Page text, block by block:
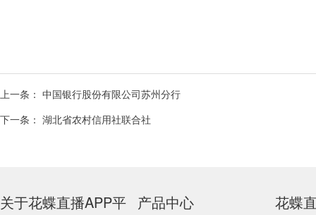
上一条： 中国银行股份有限公司苏州分行
下一条： 湖北省农村信用社联合社
关于花蝶直播APP平 产品中心
花蝶